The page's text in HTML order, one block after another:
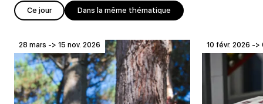
Ce jour Dans la même thématique
28 mars -> 15 nov. 2026 10 févr. 2026 ->